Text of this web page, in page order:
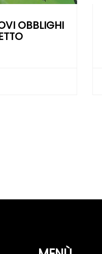
OBBLIGHI